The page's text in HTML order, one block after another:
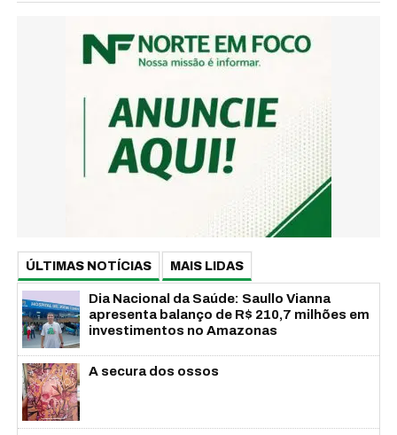
ÚLTIMAS NOTÍCIAS MAIS LIDAS
Dia Nacional da Saúde: Saullo Vianna
apresenta balanço de R$ 210,7 milhões em
investimentos no Amazonas
A secura dos ossos